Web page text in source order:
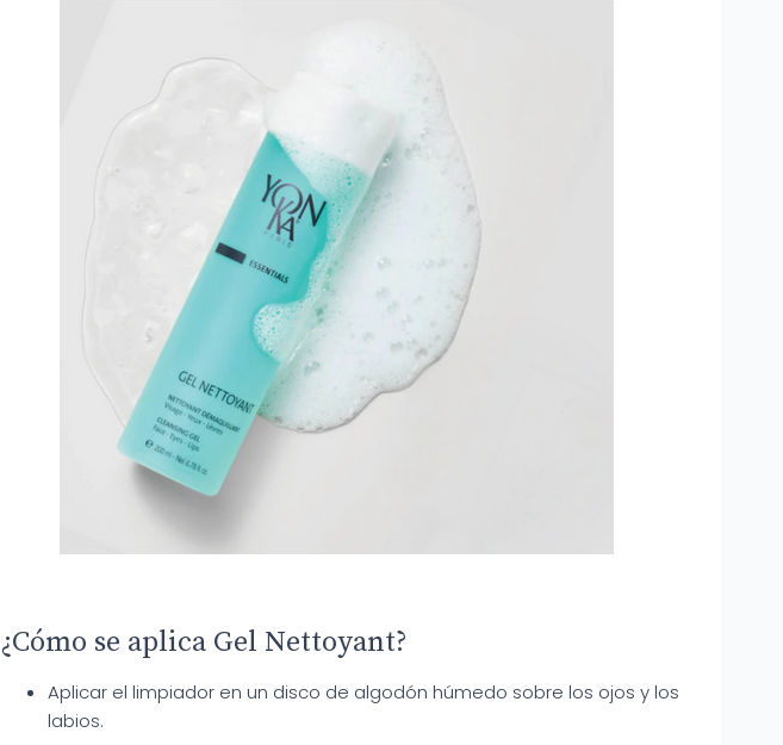
¿Cómo se aplica Gel Nettoyant?
Aplicar el limpiador en un disco de algodón húmedo sobre los ojos y los
labios.